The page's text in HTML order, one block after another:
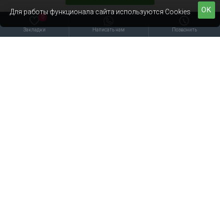
Закладки
0
Написать нам Позвонить
OK
Для работы функционала сайта используются Cookies